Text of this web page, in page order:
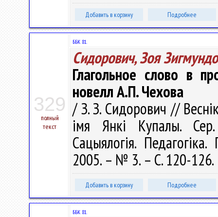
Добавить в корзину Подробнее
329
полный
текст
ББК 81.
Сидорович, Зоя
Глагольное слово в
новелл А.П. Чехова
/ З. З. Сидорович //
імя Янкі Купалы. Сер.
Сацыялогія. Педагогіка.
2005. – № 3. – С. 120-126.
Добавить в корзину Подробнее
ББК 81.